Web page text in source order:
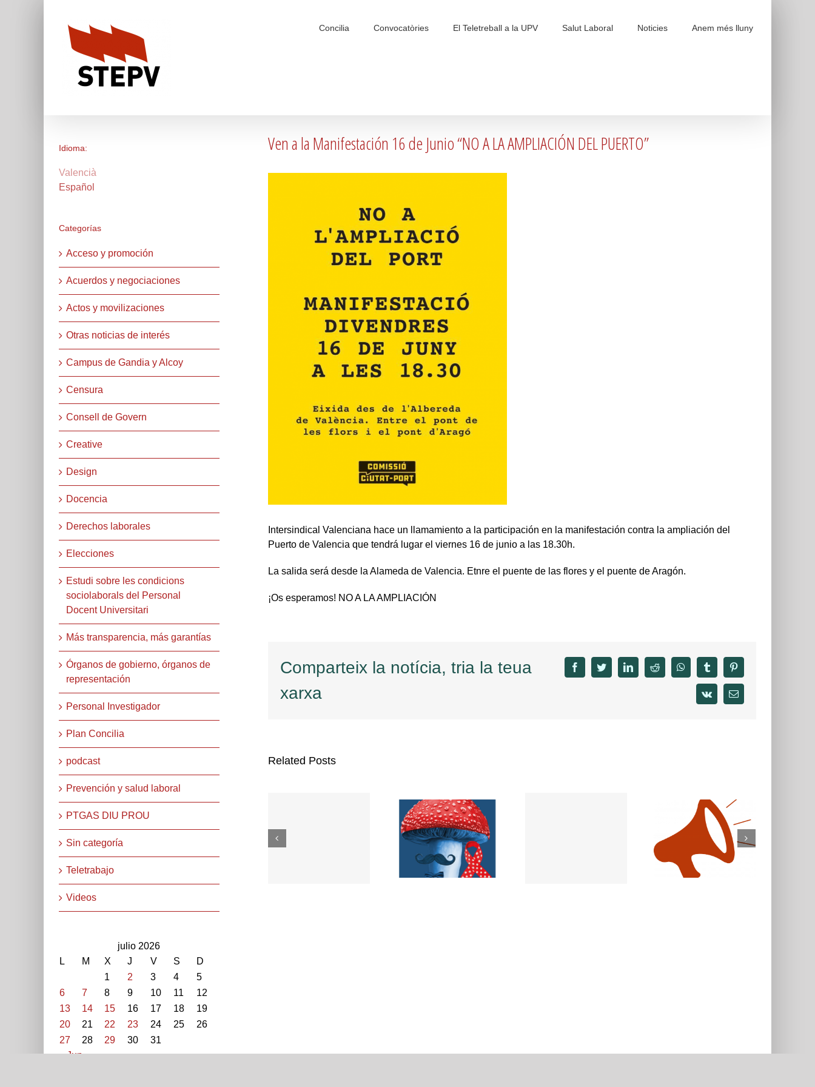
Concilia Convocatòries El Teletreball a la UPV Salut Laboral Noticies Anem més lluny
Ven a la Manifestación 16 de Junio “NO A LA AMPLIACIÓN DEL PUERTO”
Intersindical Valenciana hace un llamamiento a la participación en la manifestación contra la ampliación del
Puerto de Valencia que tendrá lugar el viernes 16 de junio a las 18.30h.
La salida será desde la Alameda de Valencia. Etnre el puente de las flores y el puente de Aragón.
¡Os esperamos! NO A LA AMPLIACIÓN
Comparteix la notícia, tria la teua
xarxa
facebooktwitter linkedinreddit whatsapptumblrpinterest
vk Email
Related Posts
Idioma:
Valencià
Español
Categorías
Acceso y promoción
Acuerdos y negociaciones
Actos y movilizaciones
Otras noticias de interés
Campus de Gandia y Alcoy
Censura
Consell de Govern
Creative
Design
Docencia
Derechos laborales
Elecciones
Estudi sobre les condicions
sociolaborals del Personal
Docent Universitari
Más transparencia, más garantías
Órganos de gobierno, órganos de
representación
Personal Investigador
Plan Concilia
podcast
Prevención y salud laboral
PTGAS DIU PROU
Sin categoría
Teletrabajo
Videos
julio 2026
L
M X J V S
D
1
2 3 4
5
6
7 8 9 10 11
12
13
14 15 16 17 18
19
20
21 22 23 24 25
26
27
28 29 30
31
« Jun
STEPV-Iv Universitat Politècnica de València. Cami de Vera s/n, Edifici 4G Planta Baixa. València. Telèfon